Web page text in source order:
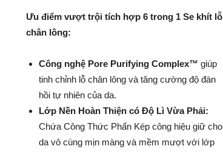
Ưu điểm vượt trội tích hợp 6 trong 1 Se khít lỗ
chân lông:
Công nghệ Pore Purifying Complex™ giúp
tinh chỉnh lỗ chân lông và tăng cường độ đàn
hồi tự nhiên của da.
Lớp Nền Hoàn Thiện có Độ Lì Vừa Phải:
Chứa Công Thức Phấn Kép công hiệu giữ cho
da vô cùng mịn màng và mềm mượt với lớp